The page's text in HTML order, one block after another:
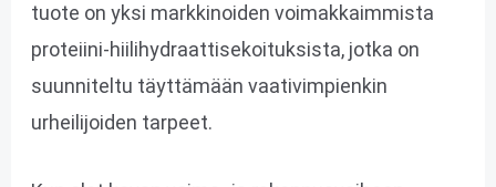
tuote on yksi markkinoiden voimakkaimmista
proteiini-hiilihydraattisekoituksista, jotka on
suunniteltu täyttämään vaativimpienkin
urheilijoiden tarpeet.